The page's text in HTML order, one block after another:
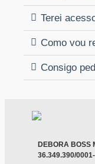
Terei
Como vou
Consigo
DEBORA BOSS
36.349.390/